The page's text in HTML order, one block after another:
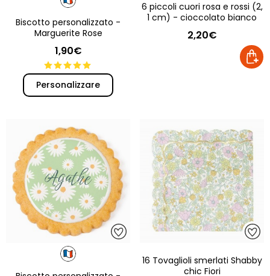
Biscotto personalizzato -
Marguerite Rose
1,90€
Personalizzare
6 piccoli cuori rosa e rossi (2,
1 cm) - cioccolato bianco
2,20€
16 Tovaglioli smerlati Shabby
chic Fiori